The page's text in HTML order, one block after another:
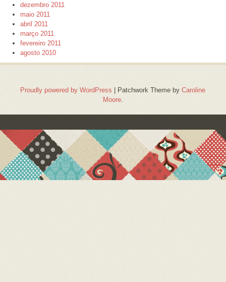
dezembro 2011
maio 2011
abril 2011
março 2011
fevereiro 2011
agosto 2010
Proudly powered by WordPress | Patchwork Theme byCaroline
Moore